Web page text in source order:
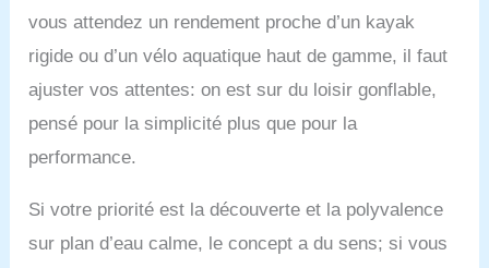
et peut être mis dans
un sac à dos après
peuvent facilement le
soulever. ★【Matériau
PVC à double couche
haute résistance pour
SUP, qui est plus anti-
vous attendez un rendement proche d’un kayak
rigide ou d’un vélo aquatique haut de gamme, il faut
ajuster vos attentes: on est sur du loisir gonflable,
pensé pour la simplicité plus que pour la
performance.
Si votre priorité est la découverte et la polyvalence
sur plan d’eau calme, le concept a du sens; si vous